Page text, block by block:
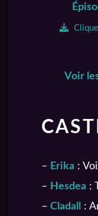
Voir
– Erika :
– Hesdea :
– Cladall
: